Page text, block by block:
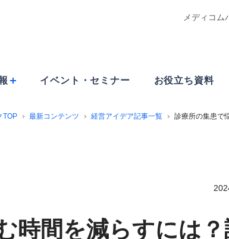
イベント・ セミナー お役立ち資料
メディコム
TOP 最新コンテンツ 経営アイデア記事一覧 診療所の集患で
時間を減らすには